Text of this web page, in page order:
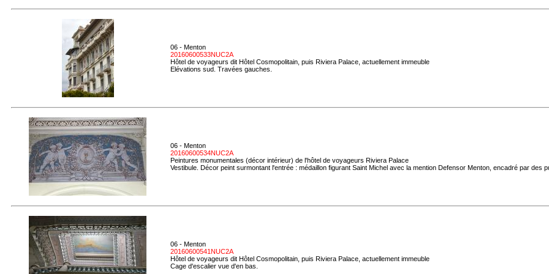
06 - Menton
20160600533NUC2A
Hôtel de voyageurs dit Hôtel Cosmopolitain, puis Riviera Palace, actuellement immeuble
Elévations sud. Travées gauches.
06 - Menton
20160600534NUC2A
Peintures monumentales (décor intérieur) de l'hôtel de voyageurs Riviera Palace
Vestibule. Décor peint surmontant l'entrée : médaillon figurant Saint Michel avec la mention Defensor Menton, encadré par des
06 - Menton
20160600541NUC2A
Hôtel de voyageurs dit Hôtel Cosmopolitain, puis Riviera Palace, actuellement immeuble
Cage d'escalier vue d'en bas.